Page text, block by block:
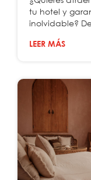
tu hotel y
inolvidable?
LEER MÁS